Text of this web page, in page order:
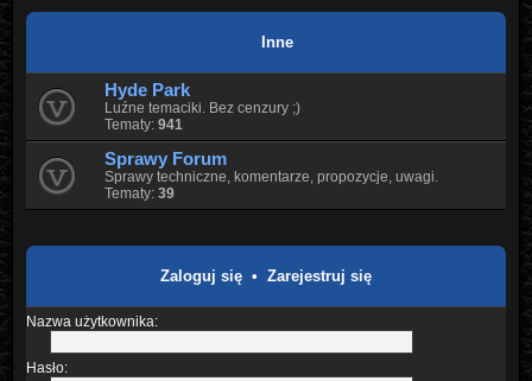
Inne
Hyde Park
Luźne temaciki. Bez cenzury ;)
Tematy: 941
Sprawy Forum
Sprawy techniczne, komentarze, propozycje, uwagi.
Tematy: 39
Zaloguj się• Zarejestruj się
Nazwa użytkownika:
Hasło: